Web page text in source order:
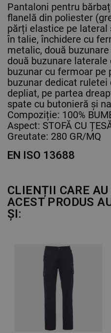
Pantaloni pentru
flanelă din poliester
părți elastice pe
în talie, închidere cu
metalic, două
două buzunare
buzunar cu fermoar pe
buzunar dedicat
depliat, pe partea
spate cu butonieră și
Compoziție: 100%
Aspect: STOFĂ CU
Greutate: 280 GR/MQ
EN ISO 13688
CLIENȚII CARE
ACEST PRODUS
ȘI: